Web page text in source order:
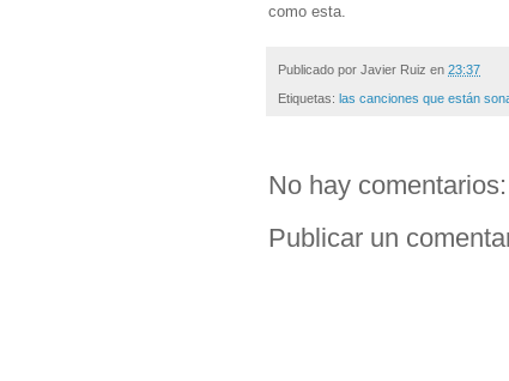
como esta.
Publicado por Javier Ruiz en 23:37
Etiquetas: las canciones que están
No hay comentarios:
Publicar un